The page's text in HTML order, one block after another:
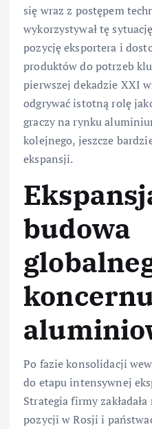
się wraz z postępem
wykorzystywał tę
pozycję eksportera i
produktów do potrzeb
pierwszej dekadzie XXI
odgrywać istotną rolę
graczy na rynku
kolejnego, jeszcze
ekspansji.
budowa
Po fazie konsolidacji
do etapu intensywnej
Strategia firmy
pozycji w Rosji i